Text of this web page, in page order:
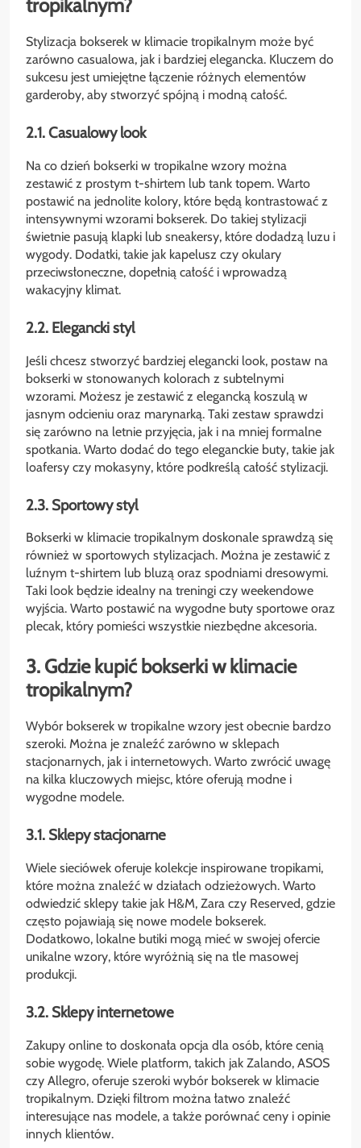
tropikalnym?
Stylizacja bokserek w klimacie tropikalnym może być
zarówno casualowa, jak i bardziej elegancka. Kluczem do
sukcesu jest umiejętne łączenie różnych elementów
garderoby, aby stworzyć spójną i modną całość.
2.1. Casualowy look
Na co dzień bokserki w tropikalne wzory można
zestawić z prostym t-shirtem lub tank topem. Warto
postawić na jednolite kolory, które będą kontrastować z
intensywnymi wzorami bokserek. Do takiej stylizacji
świetnie pasują klapki lub sneakersy, które dodadzą luzu i
wygody. Dodatki, takie jak kapelusz czy okulary
przeciwsłoneczne, dopełnią całość i wprowadzą
wakacyjny klimat.
2.2. Elegancki styl
Jeśli chcesz stworzyć bardziej elegancki look, postaw na
bokserki w stonowanych kolorach z subtelnymi
wzorami. Możesz je zestawić z elegancką koszulą w
jasnym odcieniu oraz marynarką. Taki zestaw sprawdzi
się zarówno na letnie przyjęcia, jak i na mniej formalne
spotkania. Warto dodać do tego eleganckie buty, takie jak
loafersy czy mokasyny, które podkreślą całość stylizacji.
2.3. Sportowy styl
Bokserki w klimacie tropikalnym doskonale sprawdzą się
również w sportowych stylizacjach. Można je zestawić z
luźnym t-shirtem lub bluzą oraz spodniami dresowymi.
Taki look będzie idealny na treningi czy weekendowe
wyjścia. Warto postawić na wygodne buty sportowe oraz
plecak, który pomieści wszystkie niezbędne akcesoria.
3. Gdzie kupić bokserki w klimacie
tropikalnym?
Wybór bokserek w tropikalne wzory jest obecnie bardzo
szeroki. Można je znaleźć zarówno w sklepach
stacjonarnych, jak i internetowych. Warto zwrócić uwagę
na kilka kluczowych miejsc, które oferują modne i
wygodne modele.
3.1. Sklepy stacjonarne
Wiele sieciówek oferuje kolekcje inspirowane tropikami,
które można znaleźć w działach odzieżowych. Warto
odwiedzić sklepy takie jak H&M, Zara czy Reserved, gdzie
często pojawiają się nowe modele bokserek.
Dodatkowo, lokalne butiki mogą mieć w swojej ofercie
unikalne wzory, które wyróżnią się na tle masowej
produkcji.
3.2. Sklepy internetowe
Zakupy online to doskonała opcja dla osób, które cenią
sobie wygodę. Wiele platform, takich jak Zalando, ASOS
czy Allegro, oferuje szeroki wybór bokserek w klimacie
tropikalnym. Dzięki filtrom można łatwo znaleźć
interesujące nas modele, a także porównać ceny i opinie
innych klientów.